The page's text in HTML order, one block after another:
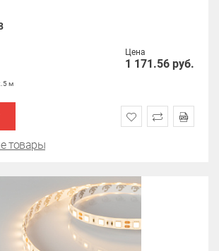
Цена
1 171.56 руб.
м
товары